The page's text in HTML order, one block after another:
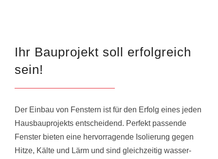
Ihr Bauprojekt soll erfolgreich
sein!
Der Einbau von Fenstern ist für den Erfolg eines jeden
Hausbauprojekts entscheidend. Perfekt passende
Fenster bieten eine hervorragende Isolierung gegen
Hitze, Kälte und Lärm und sind gleichzeitig wasser-